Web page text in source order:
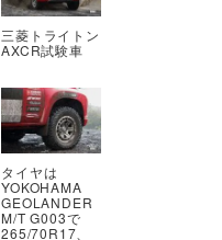
三菱トライトン
AXCR試験車
タイヤは
YOKOHAMA
GEOLANDER
M/T G003で
265/70R17、